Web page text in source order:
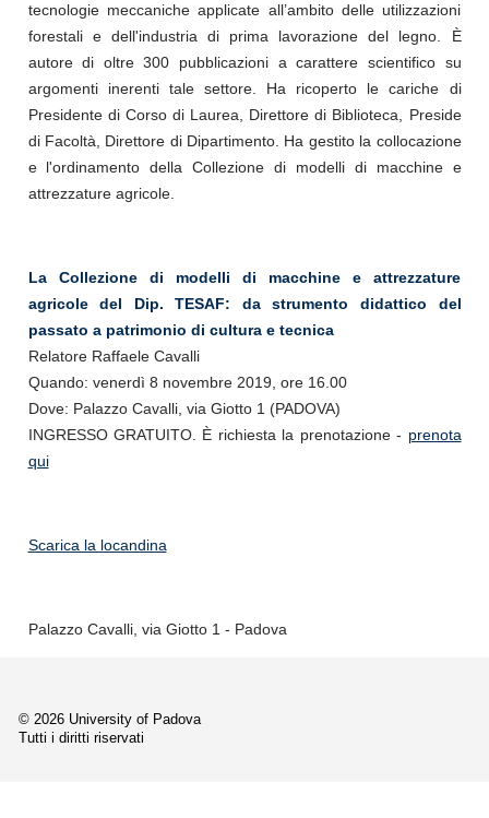
tecnologie meccaniche applicate all’ambito delle utilizzazioni
forestali e dell'industria di prima lavorazione del legno. È
autore di oltre 300 pubblicazioni a carattere scientifico su
argomenti inerenti tale settore. Ha ricoperto le cariche di
Presidente di Corso di Laurea, Direttore di Biblioteca, Preside
di Facoltà, Direttore di Dipartimento. Ha gestito la collocazione
e l'ordinamento della Collezione di modelli di macchine e
attrezzature agricole.
La Collezione di modelli di macchine e attrezzature
agricole del Dip. TESAF: da strumento didattico del
passato a patrimonio di cultura e tecnica
Relatore Raffaele Cavalli
Quando: venerdì 8 novembre 2019, ore 16.00
Dove: Palazzo Cavalli, via Giotto 1 (PADOVA)
INGRESSO GRATUITO. È richiesta la prenotazione - prenota
qui
Scarica la locandina
Palazzo Cavalli, via Giotto 1 - Padova
© 2026 University of Padova
Tutti i diritti riservati